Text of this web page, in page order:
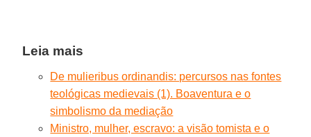
Leia mais
De mulieribus ordinandis: percursos nas fontes
teológicas medievais (1). Boaventura e o
simbolismo da mediação
Ministro, mulher, escravo: a visão tomista e o